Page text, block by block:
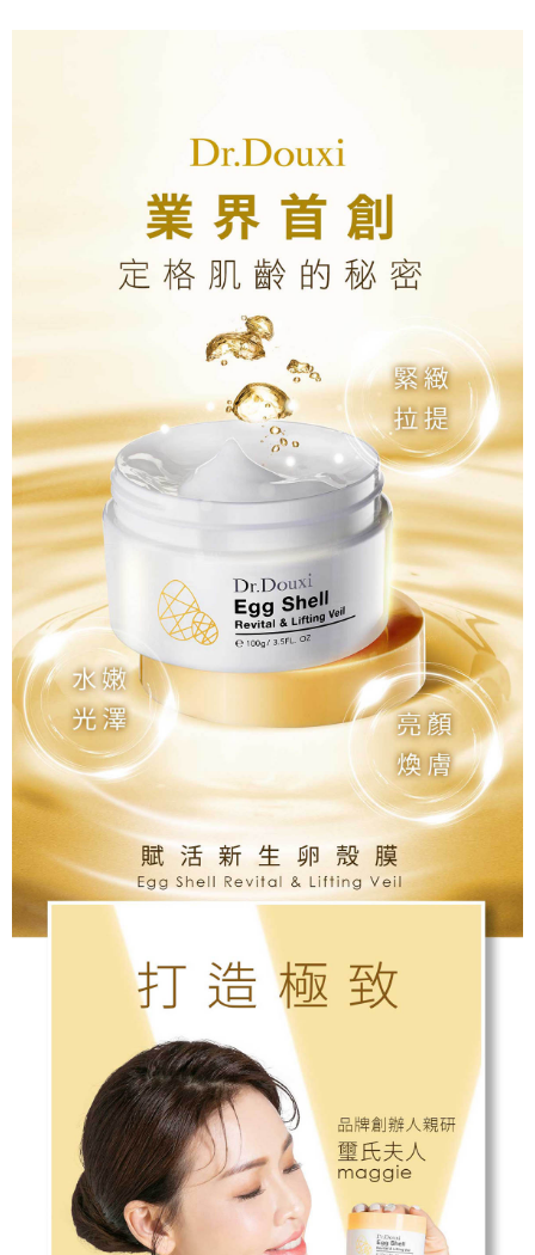
４．使用「AFTEE先享後付」時，將依據個別帳號之用戶狀況，依本公司即
時審查核予不同之上限額度；若仍有額度不足之情形，本公司將視審查結果
５．嚴禁一人註冊多個帳號或使用他人資訊註冊。若發現惡意使用之情形，
恩沛科技股份有限公司將有權停止該用戶之使用額度並採取法律行動。
每筆NT$70，滿NT$1,000(含以上)免運費
新竹貨到付款
每筆NT$100，滿NT$1,200(含以上)免運費
查看運費